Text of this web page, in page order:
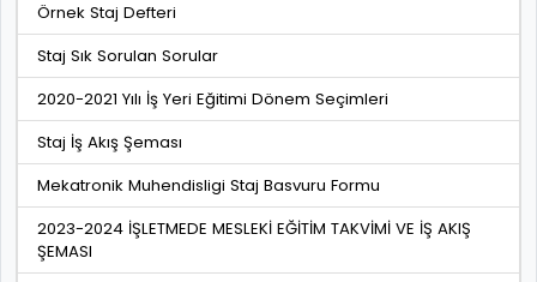
Örnek Staj Defteri
Staj Sık Sorulan Sorular
2020-2021 Yılı İş Yeri Eğitimi Dönem Seçimleri
Staj İş Akış Şeması
Mekatronik Muhendisligi Staj Basvuru Formu
2023-2024 İŞLETMEDE MESLEKİ EĞİTİM TAKVİMİ VE İŞ AKIŞ
ŞEMASI